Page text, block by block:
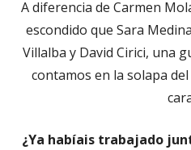
A diferencia de Carmen
escondido que Sara
Villalba y David Cirici, una
contamos en la solapa
¿Ya habíais trabajado